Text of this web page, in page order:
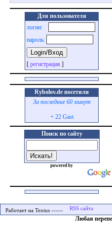
Для пользователя
логин:
пароль:
[ регистрация ]
Rybolov.de посетили
За последние 60 минут
+ 22 Gast
Поиск по сайту
powered by
Работает на Textus ------
Любая